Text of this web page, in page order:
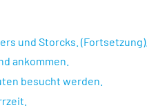
und Storcks. (Fortsetzung).
ankommen.
besucht werden.